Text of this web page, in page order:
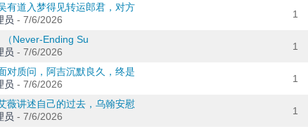
有道入梦得见转运郎君，对方
员 -7/6/2026 1
（Never-Ending Su
员 -7/6/2026 1
对质问，阿吉沉默良久，终是
员 -7/6/2026 1
薇讲述自己的过去，乌翰安慰
员 -7/6/2026 1